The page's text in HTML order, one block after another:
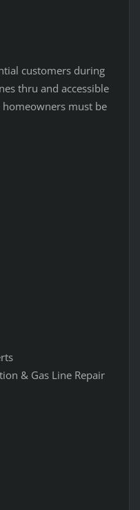
customers during
thru and accessible
must be
& Gas Line Repair